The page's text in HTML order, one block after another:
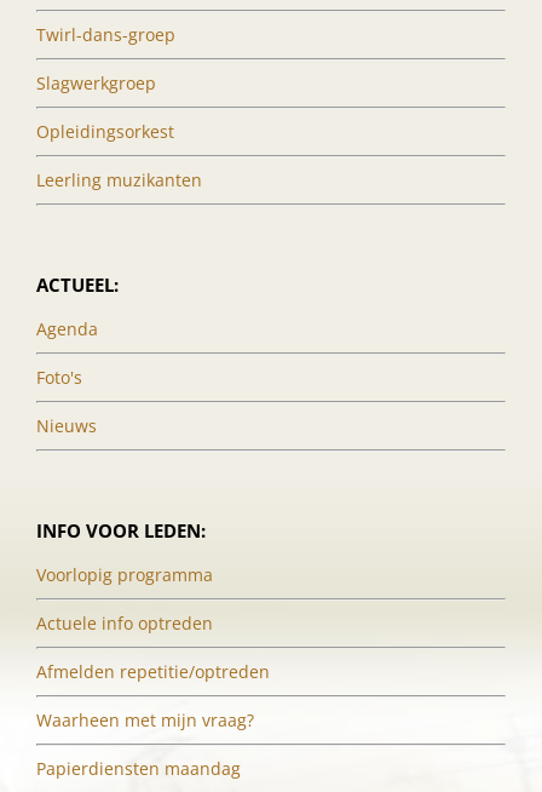
Twirl-dans-groep
Slagwerkgroep
Opleidingsorkest
Leerling muzikanten
ACTUEEL:
Agenda
Foto's
Nieuws
INFO VOOR LEDEN:
Voorlopig programma
Actuele info optreden
Afmelden repetitie/optreden
Waarheen met mijn vraag?
Papierdiensten maandag